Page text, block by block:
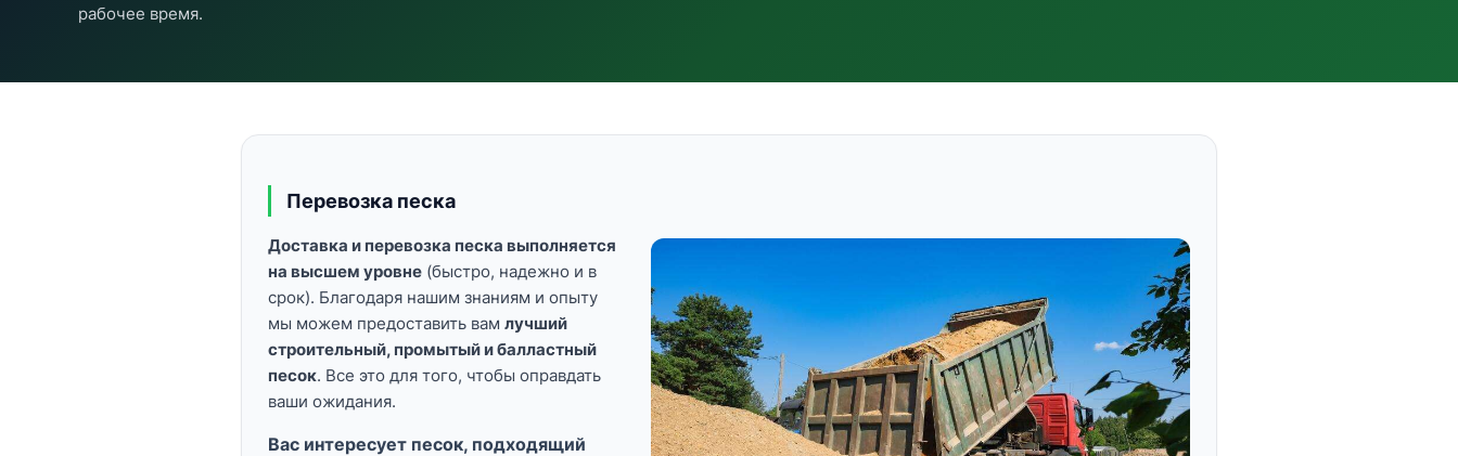
рабочее время.
Перевозка песка
Доставка и перевозка песка выполняется
на высшем уровне (быстро, надежно и в
срок). Благодаря нашим знаниям и опыту
мы можем предоставить вам лучший
строительный, промытый и балластный
песок. Все это для того, чтобы оправдать
ваши ожидания.
Вас интересует песок, подходящий